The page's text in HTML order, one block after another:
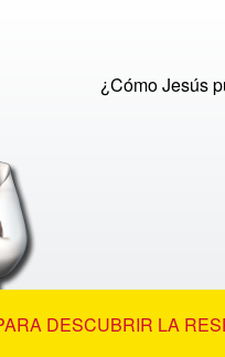
¿Cómo Jesús
DESCUBRIR LA